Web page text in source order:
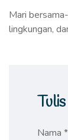
Mari
lingkungan,
Nama *